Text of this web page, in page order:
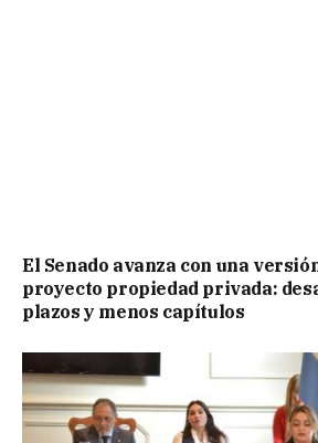
El Senado avanza con una
proyecto propiedad privada:
plazos y menos capítulos